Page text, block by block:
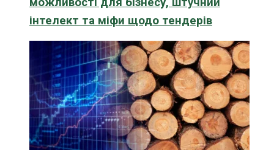
інтелект та міфи щодо тендерів